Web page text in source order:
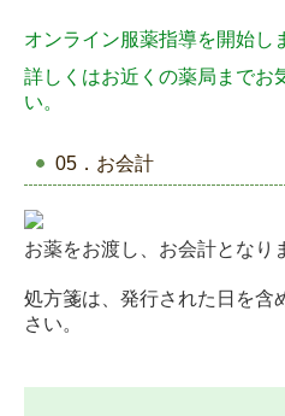
オンライン服薬指導を開始し
詳しくはお近くの薬局までお
い。
05．お会計
お薬をお渡し、お会計となり
処方箋は、発行された日を含
さい。